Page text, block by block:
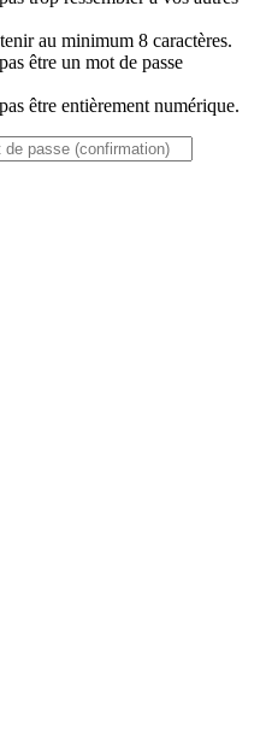
au minimum 8 caractères.
être un mot de passe
être entièrement numérique.